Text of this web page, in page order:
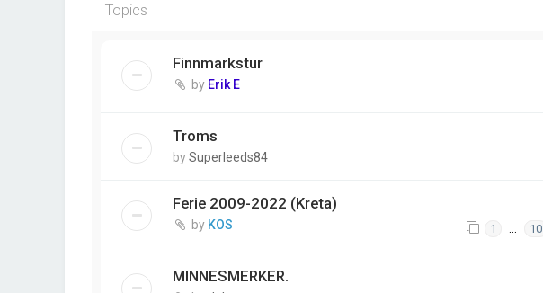
Topics
Finnmarkstur
by Erik E
Troms
bySuperleeds84
Ferie 2009-2022 (Kreta)
by KOS 1 … 10
MINNESMERKER.